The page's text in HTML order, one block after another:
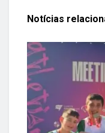
Notícias